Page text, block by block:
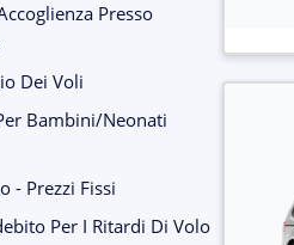
Presso
Dei Voli
Bambini/Neonati
- Prezzi Fissi
Per I Ritardi Di Volo